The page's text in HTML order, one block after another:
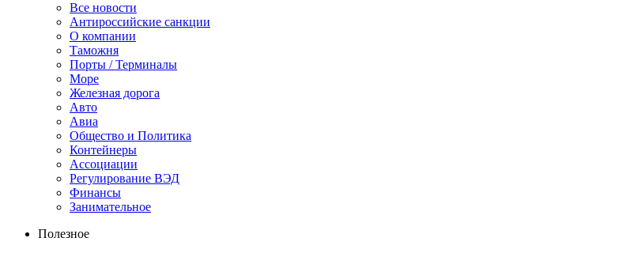
Все новости
Антироссийские санкции
О компании
Таможня
Порты / Терминалы
Море
Железная дорога
Авто
Авиа
Общество и Политика
Контейнеры
Ассоциации
Регулирование ВЭД
Финансы
Занимательное
Полезное